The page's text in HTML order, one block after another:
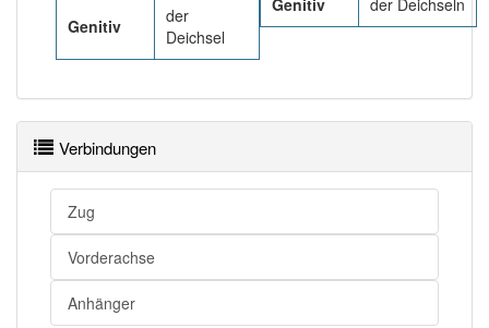
Genitiv
der
Deichsel
Genitiv der Deichseln
Verbindungen
Zug
Vorderachse
Anhänger